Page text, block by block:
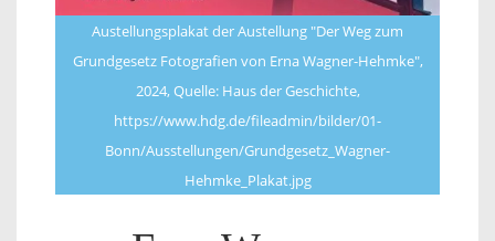
Austellungsplakat der Austellung "Der Weg zum
Grundgesetz Fotografien von Erna Wagner-Hehmke",
2024, Quelle: Haus der Geschichte,
https://www.hdg.de/fileadmin/bilder/01-
Bonn/Ausstellungen/Grundgesetz_Wagner-
Hehmke_Plakat.jpg